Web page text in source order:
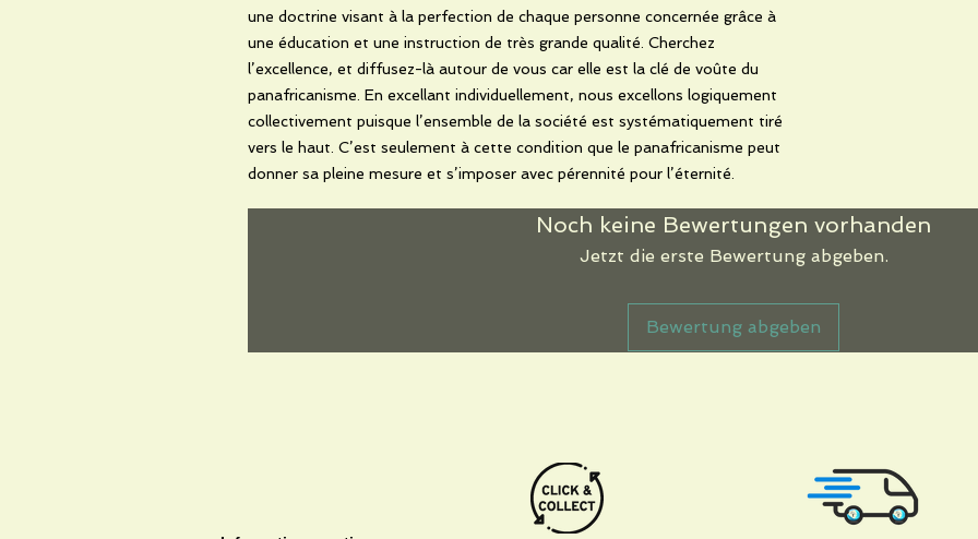
une doctrine visant à la perfection de chaque personne concernée grâce à
une éducation et une instruction de très grande qualité. Cherchez
l’excellence, et diffusez-là autour de vous car elle est la clé de voûte du
panafricanisme. En excellant individuellement, nous excellons logiquement
collectivement puisque l’ensemble de la société est systématiquement tiré
vers le haut. C’est seulement à cette condition que le panafricanisme peut
donner sa pleine mesure et s’imposer avec pérennité pour l’éternité.
Noch keine Bewertungen vorhanden
Jetzt die erste Bewertung abgeben.
Bewertung abgeben